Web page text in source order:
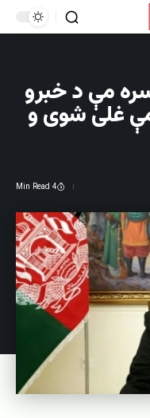
مې د خبرو
غلی شوی و
4 Min Read